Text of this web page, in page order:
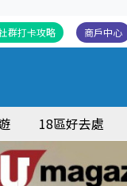
商戶中心
群打卡攻略
18區好去處